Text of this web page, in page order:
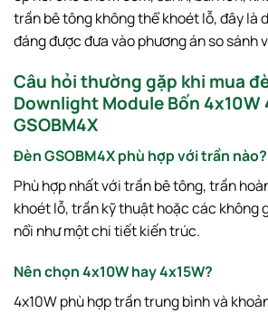
trần bê tông không thể khoét lỗ, đây là
đáng được đưa vào phương án so sánh
Câu hỏi thường gặp khi mua
Downlight Module Bốn 4x10W
GSOBM4X
Đèn GSOBM4X phù hợp với trần nào?
Phù hợp nhất với trần bê tông, trần
khoét lỗ, trần kỹ thuật hoặc các không
nổi như một chi tiết kiến trúc.
Nên chọn 4x10W hay 4x15W?
4x10W phù hợp trần trung bình và